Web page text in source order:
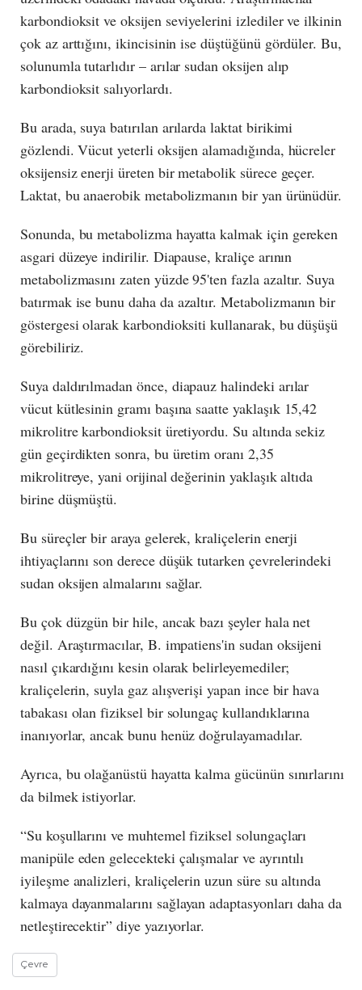
karbondioksit ve oksijen seviyelerini izlediler ve ilkinin
çok az arttığını, ikincisinin ise düştüğünü gördüler. Bu,
solunumla tutarlıdır – arılar sudan oksijen alıp
karbondioksit salıyorlardı.
Bu arada, suya batırılan arılarda laktat birikimi
gözlendi. Vücut yeterli oksijen alamadığında, hücreler
oksijensiz enerji üreten bir metabolik sürece geçer.
Laktat, bu anaerobik metabolizmanın bir yan ürünüdür.
Sonunda, bu metabolizma hayatta kalmak için gereken
asgari düzeye indirilir. Diapause, kraliçe arının
metabolizmasını zaten yüzde 95'ten fazla azaltır. Suya
batırmak ise bunu daha da azaltır. Metabolizmanın bir
göstergesi olarak karbondioksiti kullanarak, bu düşüşü
görebiliriz.
Suya daldırılmadan önce, diapauz halindeki arılar
vücut kütlesinin gramı başına saatte yaklaşık 15,42
mikrolitre karbondioksit üretiyordu. Su altında sekiz
gün geçirdikten sonra, bu üretim oranı 2,35
mikrolitreye, yani orijinal değerinin yaklaşık altıda
birine düşmüştü.
Bu süreçler bir araya gelerek, kraliçelerin enerji
ihtiyaçlarını son derece düşük tutarken çevrelerindeki
sudan oksijen almalarını sağlar.
Bu çok düzgün bir hile, ancak bazı şeyler hala net
değil. Araştırmacılar, B. impatiens'in sudan oksijeni
nasıl çıkardığını kesin olarak belirleyemediler;
kraliçelerin, suyla gaz alışverişi yapan ince bir hava
tabakası olan fiziksel bir solungaç kullandıklarına
inanıyorlar, ancak bunu henüz doğrulayamadılar.
Ayrıca, bu olağanüstü hayatta kalma gücünün sınırlarını
da bilmek istiyorlar.
“Su koşullarını ve muhtemel fiziksel solungaçları
manipüle eden gelecekteki çalışmalar ve ayrıntılı
iyileşme analizleri, kraliçelerin uzun süre su altında
kalmaya dayanmalarını sağlayan adaptasyonları daha da
netleştirecektir” diye yazıyorlar.
Çevre